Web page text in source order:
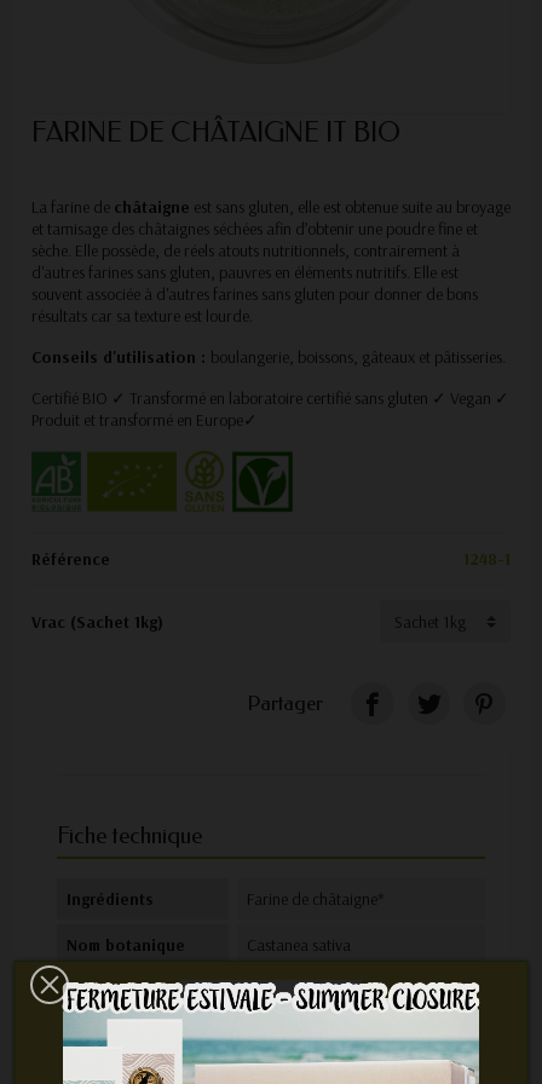
FARINE DE CHÂTAIGNE IT BIO
La farine de châtaigne est sans gluten, elle est obtenue suite au broyage
et tamisage des châtaignes séchées afin d’obtenir une poudre fine et
sèche. Elle possède, de réels atouts nutritionnels, contrairement à
d'autres farines sans gluten, pauvres en éléments nutritifs. Elle est
souvent associée à d'autres farines sans gluten pour donner de bons
résultats car sa texture est lourde.
Conseils d'utilisation : boulangerie, boissons, gâteaux et pâtisseries.
Certifié BIO ✓ Transformé en laboratoire certifié sans gluten ✓ Vegan ✓
Produit et transformé en Europe✓
Référence 1248-1
Vrac (Sachet 1kg)
Partager
Fiche technique
Ingrédients Farine de châtaigne*
Nom botanique Castanea sativa
Mode de
production
*Issu de l'agriculture biologique
Certification Certifié par FR-BIO 12